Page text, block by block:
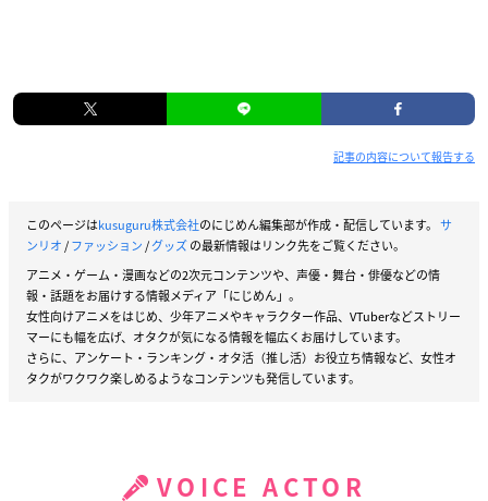
記事の内容について報告する
このページはkusuguru株式会社のにじめん編集部が作成・配信しています。 サ
ンリオ/ファッション/グッズの最新情報はリンク先をご覧ください。
アニメ・ゲーム・漫画などの2次元コンテンツや、声優・舞台・俳優などの情
報・話題をお届けする情報メディア「にじめん」。
女性向けアニメをはじめ、少年アニメやキャラクター作品、VTuberなどストリー
マーにも幅を広げ、オタクが気になる情報を幅広くお届けしています。
さらに、アンケート・ランキング・オタ活（推し活）お役立ち情報など、女性オ
タクがワクワク楽しめるようなコンテンツも発信しています。
VOICE ACTOR